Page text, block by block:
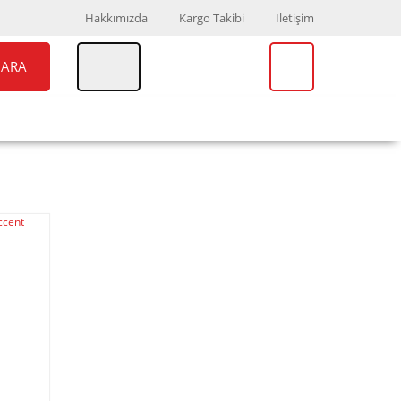
Hakkımızda Kargo Takibi İletişim
ARA